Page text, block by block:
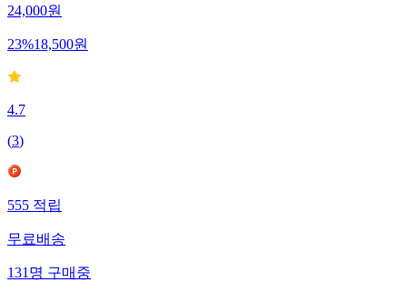
24,000원
23%18,500원
4.7
(3)
555 적립
무료배송
131 명 구매중